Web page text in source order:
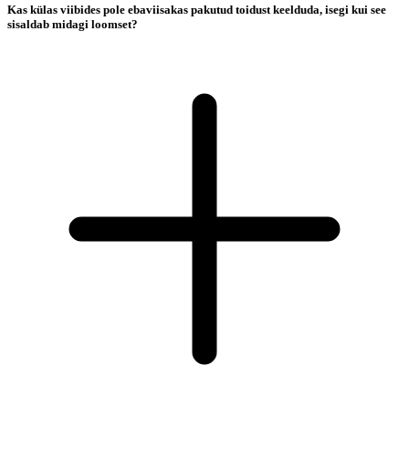
Kas külas viibides pole ebaviisakas pakutud toidust keelduda, isegi kui see
sisaldab midagi loomset?